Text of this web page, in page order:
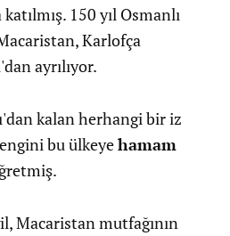
150 yıl Osmanlı
Karlofça
ayrılıyor.
kalan herhangi bir iz
bu ülkeyehamam
Macaristan mutfağının